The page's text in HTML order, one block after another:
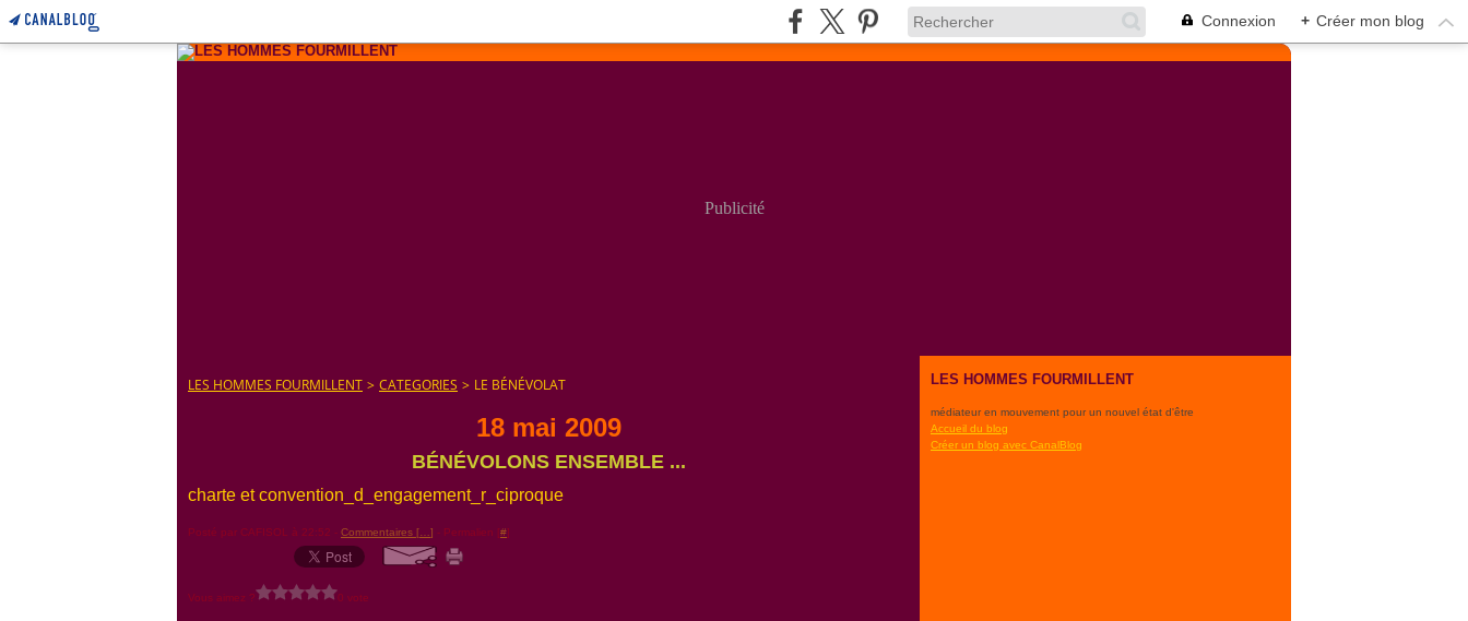
Connexion + Créer mon blog
Publicité
LES HOMMES FOURMILLENT > CATEGORIES > LE BÉNÉVOLAT
18 mai 2009
BÉNÉVOLONS ENSEMBLE ...
charte et convention_d_engagement_r_ciproque
Posté par CAFISOL à 22:52 - Commentaires [ ] - Permalien [#]
Vous aimez ? 0 vote
LES HOMMES FOURMILLENT
médiateur en mouvement pour un nouvel état d'être
Accueil du blog
Créer un blog avec CanalBlog